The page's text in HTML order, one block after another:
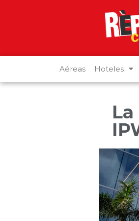
Aéreas Hoteles